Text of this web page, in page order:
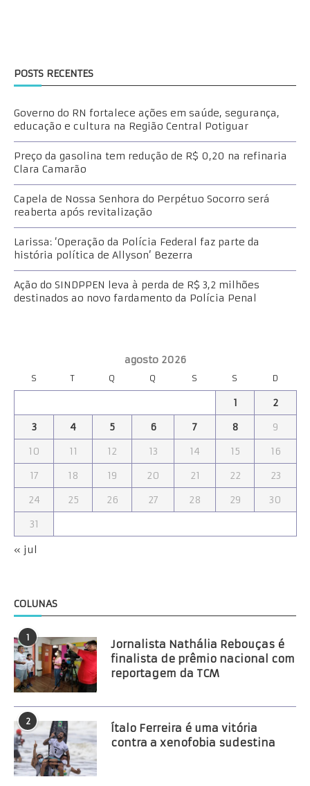
POSTS RECENTES
Governo do RN fortalece ações em saúde, segurança,
educação e cultura na Região Central Potiguar
Preço da gasolina tem redução de R$ 0,20 na refinaria
Clara Camarão
Capela de Nossa Senhora do Perpétuo Socorro será
reaberta após revitalização
Larissa: ‘Operação da Polícia Federal faz parte da
história política de Allyson’ Bezerra
Ação do SINDPPEN leva à perda de R$ 3,2 milhões
destinados ao novo fardamento da Polícia Penal
agosto 2026
S T Q Q S S D
1
2
3
4 5 6 7 8
9
10
11 12 13 14 15
16
17
18 19 20 21 22
23
24
25 26 27 28 29
30
31
« jul
COLUNAS
1
Jornalista Nathália Rebouças é
finalista de prêmio nacional com
reportagem da TCM
2
Ítalo Ferreira é uma vitória
contra a xenofobia sudestina